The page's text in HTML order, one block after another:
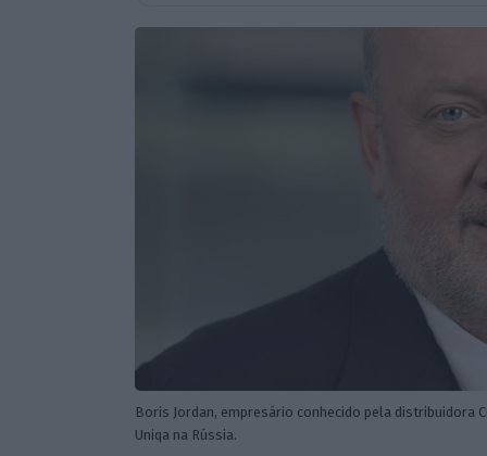
Boris Jordan, empresário conhecido pela distribuidora
Uniqa na Rússia.